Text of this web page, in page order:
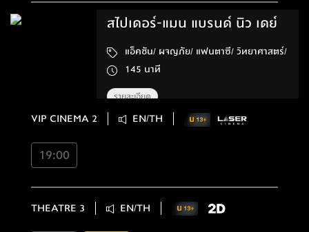
สไปเดอร์-แมน แบรนด์ นิว เดย์
แอ็คชัน/ ผจญภัย/ แฟนตาซี/ วิทยาศาสตร์/
145 นาที
รายละเอียด
VIP CINEMA 2 EN/TH
19:00
THEATRE 3 EN/TH